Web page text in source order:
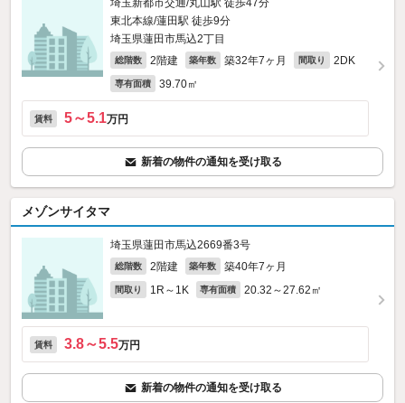
埼玉新都市交通/丸山駅 徒歩47分
東北本線/蓮田駅 徒歩9分
埼玉県蓮田市馬込2丁目
総階数 2階建 築年数 築32年7ヶ月 間取り 2DK
専有面積 39.70㎡
賃料 5～5.1万円
新着の物件の通知を受け取る
メゾンサイタマ
埼玉県蓮田市馬込2669番3号
総階数 2階建 築年数 築40年7ヶ月
間取り 1R～1K 専有面積 20.32～27.62㎡
賃料 3.8～5.5万円
新着の物件の通知を受け取る